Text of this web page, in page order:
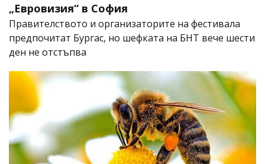
„Евровизия“ в София
Правителството и организаторите на фестивала
предпочитат Бургас, но шефката на БНТ вече шести
ден не отстъпва